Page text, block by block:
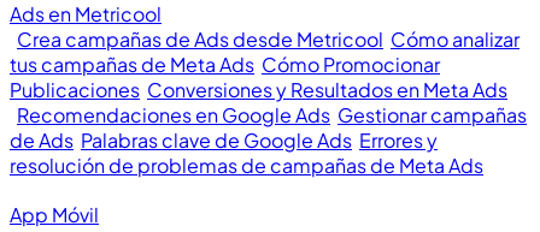
Ads en Metricool
Crea campañas de Ads desde Metricool Cómo analizar
tus campañas de Meta Ads Cómo Promocionar
Publicaciones Conversiones y Resultados en Meta Ads
Recomendaciones en Google Ads Gestionar campañas
de Ads Palabras clave de Google Ads Errores y
resolución de problemas de campañas de Meta Ads
App Móvil